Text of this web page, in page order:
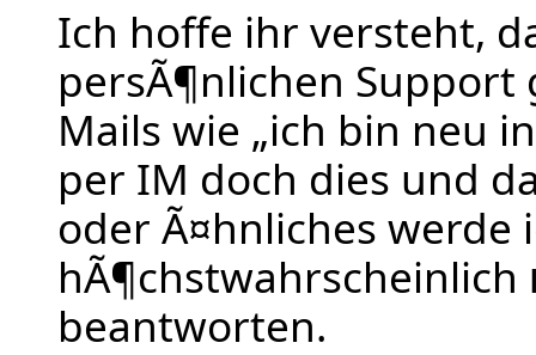
Ich hoffe ihr versteht,
persÃ¶nlichen Support
Mails wie „ich bin neu
per IM doch dies und
oder Ã¤hnliches werde
hÃ¶chstwahrscheinlich
beantworten.